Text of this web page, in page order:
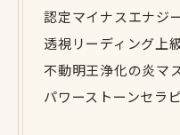
認定マイナスエナジ
透視リーディング上
不動明王浄化の炎マ
パワーストーンセラ